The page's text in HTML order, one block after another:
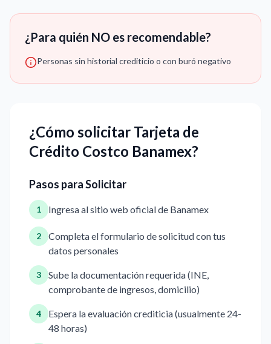
¿Para quién NO es recomendable?
Personas sin historial crediticio o con buró negativo
¿Cómo solicitar Tarjeta de
Crédito Costco Banamex?
Pasos para Solicitar
1 Ingresa al sitio web oficial de Banamex
2
Completa el formulario de solicitud con tus
datos personales
3
Sube la documentación requerida (INE,
comprobante de ingresos, domicilio)
4
Espera la evaluación crediticia (usualmente 24-
48 horas)